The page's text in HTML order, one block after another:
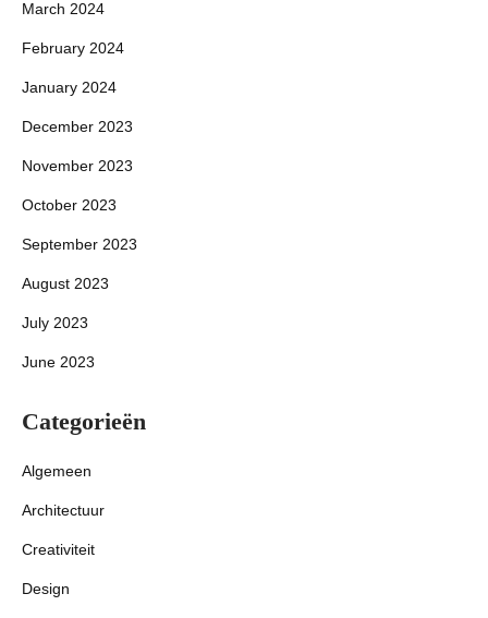
March 2024
February 2024
January 2024
December 2023
November 2023
October 2023
September 2023
August 2023
July 2023
June 2023
Categorieën
Algemeen
Architectuur
Creativiteit
Design